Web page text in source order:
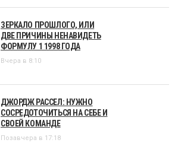
ЗЕРКАЛО ПРОШЛОГО, ИЛИ
ДВЕ ПРИЧИНЫ НЕНАВИДЕТЬ
ФОРМУЛУ 1 1998 ГОДА
Вчера в 8:10
ДЖОРДЖ РАССЕЛ: НУЖНО
СОСРЕДОТОЧИТЬСЯ НА СЕБЕ И
СВОЕЙ КОМАНДЕ
Позавчера в 17:18